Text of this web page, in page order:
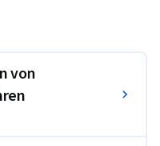
Fähigkeiten zu
Fragen, bereiten die
analysieren,
Sie erlernen auch
Jobsuche durch Videos
von